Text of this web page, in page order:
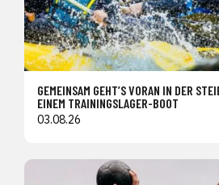
GEMEINSAM GEHT’S VORAN IN DER
EINEM TRAININGSLAGER-BOOT
03.08.26